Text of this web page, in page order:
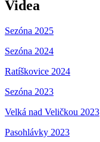
Videa
Sezóna 2025
Sezóna 2024
Ratíškovice 2024
Sezóna 2023
Velká nad Veličkou 2023
Pasohlávky 2023